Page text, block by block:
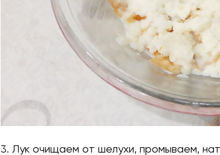
3. Лук очищаем от шелухи, промываем,